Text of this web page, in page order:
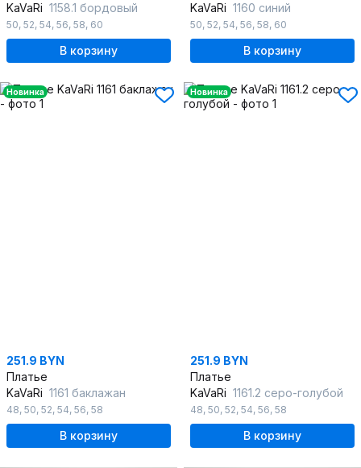
KaVaRi 1158.1 бордовый
50, 52, 54, 56, 58, 60
В корзину
KaVaRi 1160 синий
50, 52, 54, 56, 58, 60
В корзину
Новинка
251.9 BYN
Платье
KaVaRi 1161 баклажан
48, 50, 52, 54, 56, 58
В корзину
Новинка
251.9 BYN
Платье
KaVaRi 1161.2 серо-голубой
48, 50, 52, 54, 56, 58
В корзину